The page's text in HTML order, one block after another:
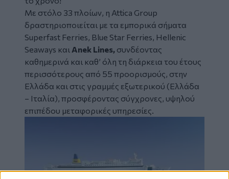
Με στόλο 33 πλοίων, η Attica Group
δραστηριοποιείται με τα εμπορικά σήματα
Superfast Ferries, Blue Star Ferries, Hellenic
Seaways και Αnek Lines, συνδέοντας
καθημερινά και καθ’ όλη τη διάρκεια του έτους
περισσότερους από 55 προορισμούς, στην
Ελλάδα και στις γραμμές εξωτερικού (Ελλάδα
– Ιταλία), προσφέροντας σύγχρονες, υψηλού
επιπέδου μεταφορικές υπηρεσίες.